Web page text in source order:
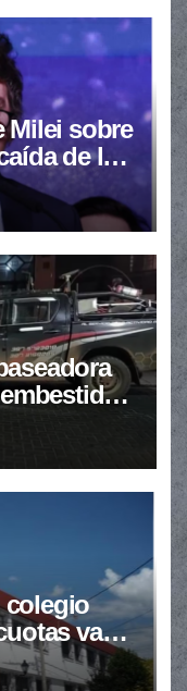
Milei sobre
de las
colegio
van